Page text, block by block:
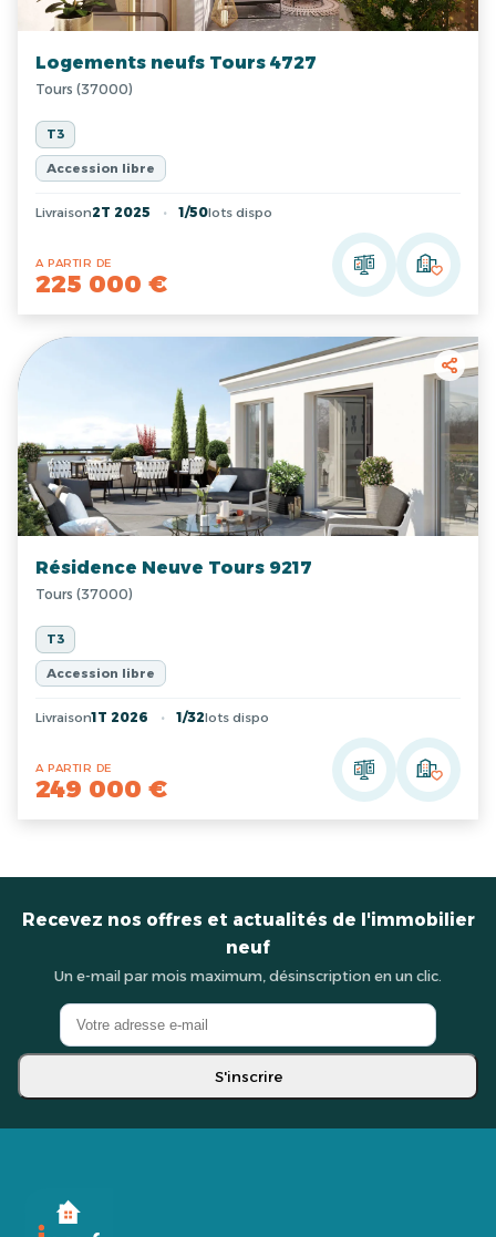
Logements neufs Tours 4727
Tours (37000)
T3
Accession libre
Livraison2T 2025 1/50lots dispo
A PARTIR DE
225 000 €
Résidence Neuve Tours 9217
Tours (37000)
T3
Accession libre
Livraison1T 2026 1/32lots dispo
A PARTIR DE
249 000 €
Recevez nos offres et actualités de l'immobilier
neuf
Un e-mail par mois maximum, désinscription en un clic.
S'inscrire